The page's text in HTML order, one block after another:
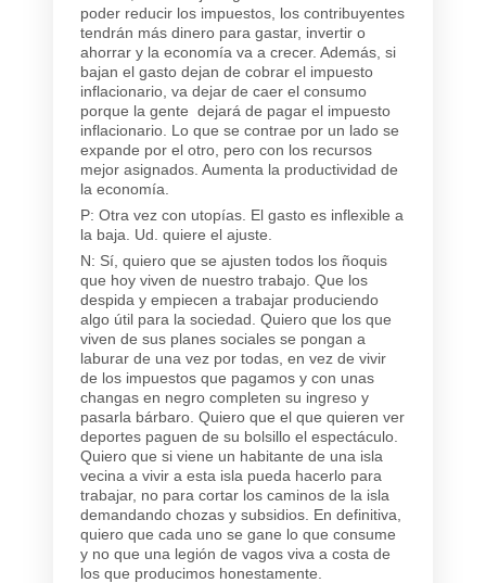
poder reducir los impuestos, los contribuyentes
tendrán más dinero para gastar, invertir o
ahorrar y la economía va a crecer. Además, si
bajan el gasto dejan de cobrar el impuesto
inflacionario, va dejar de caer el consumo
porque la gente dejará de pagar el impuesto
inflacionario. Lo que se contrae por un lado se
expande por el otro, pero con los recursos
mejor asignados. Aumenta la productividad de
la economía.
P: Otra vez con utopías. El gasto es inflexible a
la baja. Ud. quiere el ajuste.
N: Sí, quiero que se ajusten todos los ñoquis
que hoy viven de nuestro trabajo. Que los
despida y empiecen a trabajar produciendo
algo útil para la sociedad. Quiero que los que
viven de sus planes sociales se pongan a
laburar de una vez por todas, en vez de vivir
de los impuestos que pagamos y con unas
changas en negro completen su ingreso y
pasarla bárbaro. Quiero que el que quieren ver
deportes paguen de su bolsillo el espectáculo.
Quiero que si viene un habitante de una isla
vecina a vivir a esta isla pueda hacerlo para
trabajar, no para cortar los caminos de la isla
demandando chozas y subsidios. En definitiva,
quiero que cada uno se gane lo que consume
y no que una legión de vagos viva a costa de
los que producimos honestamente.